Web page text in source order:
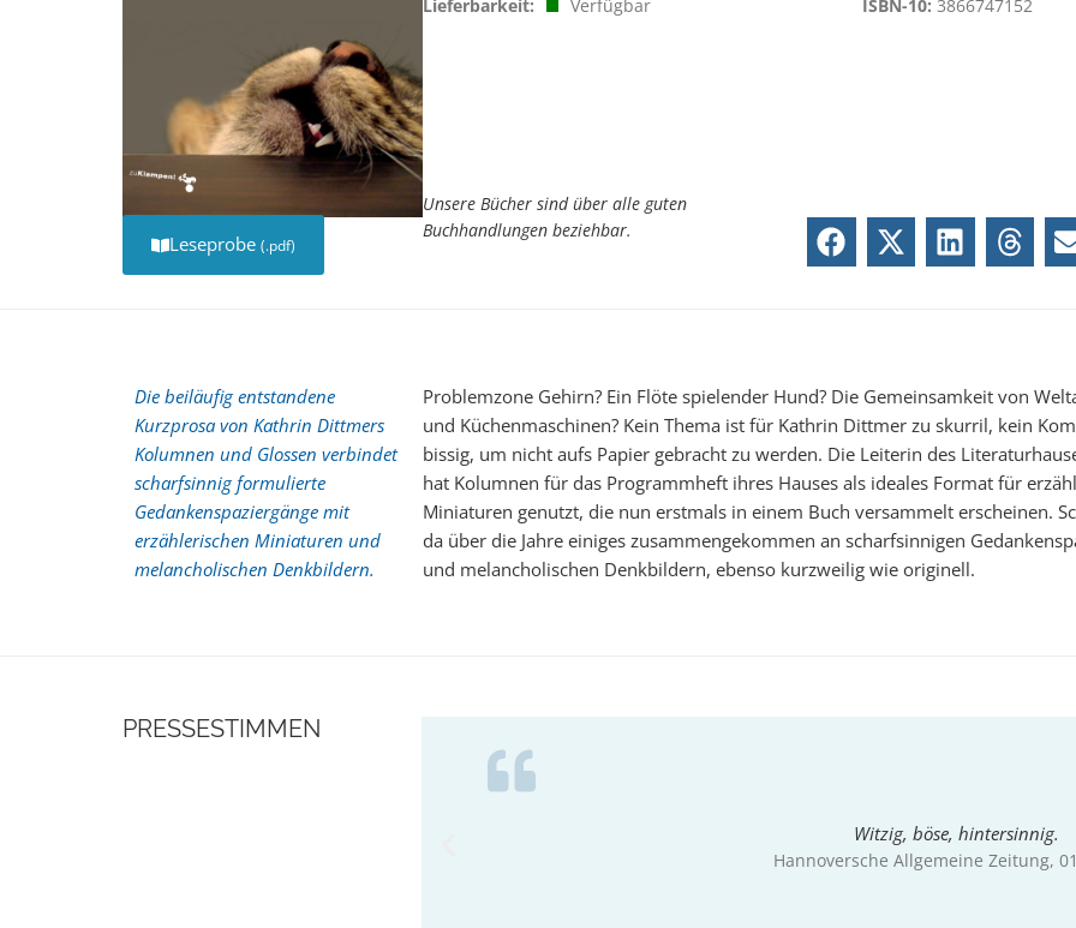
Lieferbarkeit:
Verfügbar
ISBN-10: 3866747152
Leseprobe (.pdf)
Unsere Bücher sind über alle guten
Buchhandlungen beziehbar.
Die beiläufig entstandene
Kurzprosa von Kathrin Dittmers
Kolumnen und Glossen verbindet
scharfsinnig formulierte
Gedankenspaziergänge mit
erzählerischen Miniaturen und
melancholischen Denkbildern.
Problemzone Gehirn? Ein Flöte spielender Hund? Die Gemeinsamkeit von
und Küchenmaschinen? Kein Thema ist für Kathrin Dittmer zu skurril, kein
bissig, um nicht aufs Papier gebracht zu werden. Die Leiterin des
hat Kolumnen für das Programmheft ihres Hauses als ideales Format für
Miniaturen genutzt, die nun erstmals in einem Buch versammelt erscheinen.
da über die Jahre einiges zusammengekommen an scharfsinnigen
und melancholischen Denkbildern, ebenso kurzweilig wie originell.
PRESSESTIMMEN
Witzig, böse, hintersinnig.
Hannoversche Allgemeine Zeitung,